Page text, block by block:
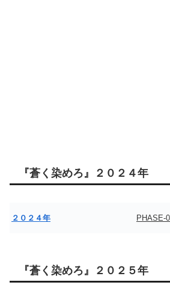
『蒼く染めろ』２０２４年
２０２４年
『蒼く染めろ』２０２５年